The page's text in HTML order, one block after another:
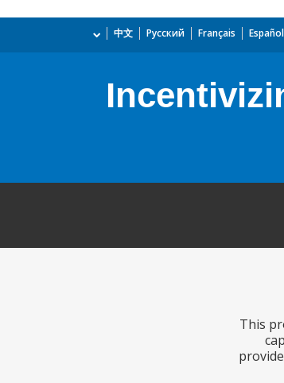
Español
Français
Русский
中文
This